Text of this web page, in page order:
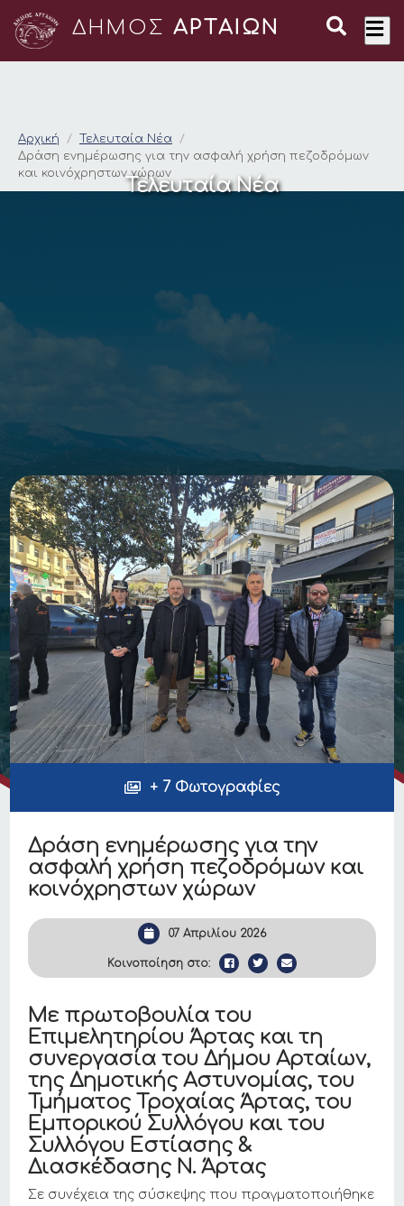
ΔΗΜΟΣ ΑΡΤΑΙΩΝ
Δράση ενημέρωσης
Αρχική
Τελευταία Νέα
Δράση ενημέρωσης για την ασφαλή χρήση πεζοδρόμων
και κοινόχρηστων χώρων
Τελευταία Νέα
+ 7 Φωτογραφίες
Δράση ενημέρωσης για την
ασφαλή χρήση πεζοδρόμων και
κοινόχρηστων χώρων
07 Απριλίου 2026
Κοινοποίηση στο:
Με πρωτοβουλία του
Επιμελητηρίου Άρτας και τη
συνεργασία του Δήμου Αρταίων,
της Δημοτικής Αστυνομίας, του
Τμήματος Τροχαίας Άρτας, του
Εμπορικού Συλλόγου και του
Συλλόγου Εστίασης &
Διασκέδασης Ν. Άρτας
Σε συνέχεια της σύσκεψης που πραγματοποιήθηκε